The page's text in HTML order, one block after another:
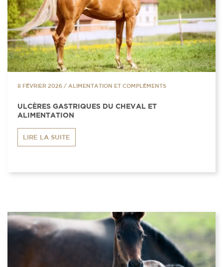
8 FÉVRIER 2026 / ALIMENTATION ET COMPLÉMENTS
ULCÈRES GASTRIQUES DU CHEVAL ET
ALIMENTATION
LIRE LA SUITE